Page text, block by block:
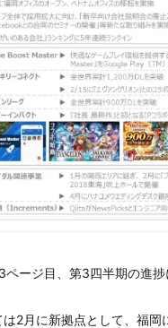
ージ目、第3四半期の進捗
2月に新拠点として、福岡